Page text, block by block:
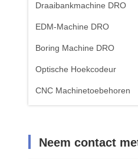
Draaibankmachine DRO
EDM-Machine DRO
Boring Machine DRO
Optische Hoekcodeur
CNC Machinetoebehoren
Neem contact